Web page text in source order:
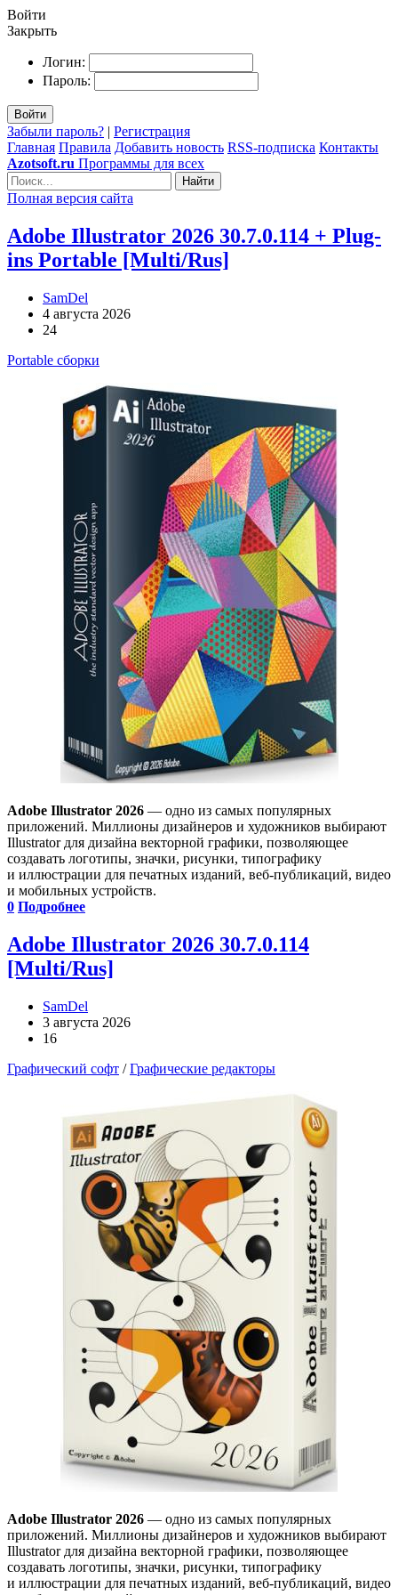
Войти
Закрыть
Логин:
Пароль:
Войти
Забыли пароль? | Регистрация
Главная Правила Добавить новость RSS-подписка Контакты
Azotsoft.ru Программы для всех
Найти
Полная версия сайта
Adobe Illustrator 2026 30.7.0.114 + Plug-
ins Portable [Multi/Rus]
SamDel
4 августа 2026
24
Portable сборки
Adobe Illustrator 2026 — одно из самых популярных
приложений. Миллионы дизайнеров и художников выбирают
Illustrator для дизайна векторной графики, позволяющее
создавать логотипы, значки, рисунки, типографику
и иллюстрации для печатных изданий, веб-публикаций, видео
и мобильных устройств.
0 Подробнее
Adobe Illustrator 2026 30.7.0.114
[Multi/Rus]
SamDel
3 августа 2026
16
Графический софт /Графические редакторы
Adobe Illustrator 2026 — одно из самых популярных
приложений. Миллионы дизайнеров и художников выбирают
Illustrator для дизайна векторной графики, позволяющее
создавать логотипы, значки, рисунки, типографику
и иллюстрации для печатных изданий, веб-публикаций, видео